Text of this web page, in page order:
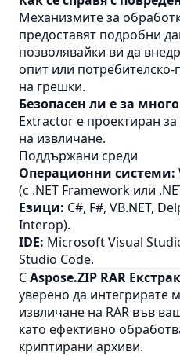
Механизмите за
предоставят подробни
позволявайки ви да
опит или
на грешки.
Безопасен ли е за
Extractor е проектиран
на извличане.
Поддържани среди
Операционни системи:
(с .NET Framework или
Езици: C#, F#, VB.NET,
Interop).
IDE: Microsoft Visual
Studio Code.
СAspose.ZIP RAR
уверено да
извличане на RAR във
като ефективно
криптирани архиви.